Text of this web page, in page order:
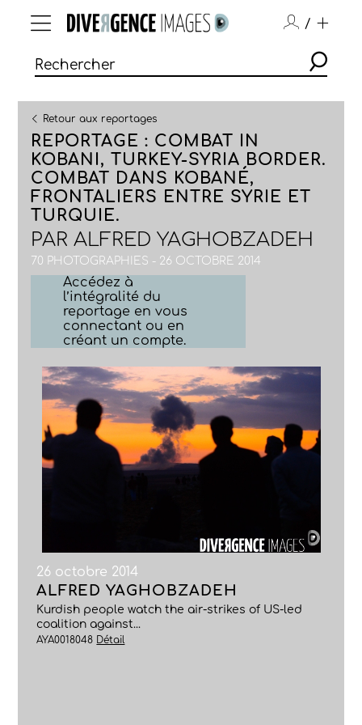
/
Retour aux reportages
REPORTAGE : COMBAT IN
KOBANI, TURKEY-SYRIA BORDER.
COMBAT DANS KOBANÉ,
FRONTALIERS ENTRE SYRIE ET
TURQUIE.
PARALFRED YAGHOBZADEH
70 PHOTOGRAPHIES - 26 OCTOBRE 2014
Accédez à
l’intégralité du
reportage en vous
connectant ou en
créant un compte.
26 octobre 2014
ALFRED YAGHOBZADEH
Kurdish people watch the air-strikes of US-led
coalition against...
AYA0018048 Détail